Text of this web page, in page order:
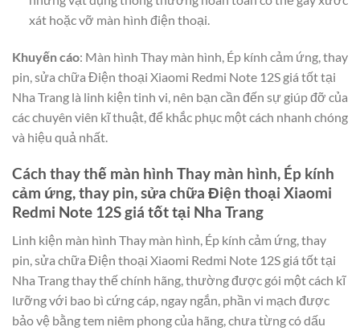
xát hoặc vỡ màn hình điện thoại.
Khuyến cáo: Màn hình Thay màn hình, Ép kính cảm ứng, thay
pin, sửa chữa Điện thoại Xiaomi Redmi Note 12S giá tốt tại
Nha Trang là linh kiện tinh vi, nên bạn cần đến sự giúp đỡ của
các chuyên viên kĩ thuật, để khắc phục một cách nhanh chóng
và hiệu quả nhất.
Cách thay thế màn hình Thay màn hình, Ép kính
cảm ứng, thay pin, sửa chữa Điện thoại Xiaomi
Redmi Note 12S giá tốt tại Nha Trang
Linh kiện màn hình Thay màn hình, Ép kính cảm ứng, thay
pin, sửa chữa Điện thoại Xiaomi Redmi Note 12S giá tốt tại
Nha Trang thay thế chính hãng, thường được gói một cách kĩ
lưỡng với bao bì cứng cáp, ngay ngắn, phần vi mạch được
bảo vệ bằng tem niêm phong của hãng, chưa từng có dấu